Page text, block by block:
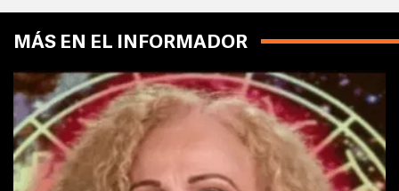
MÁS EN EL INFORMADOR